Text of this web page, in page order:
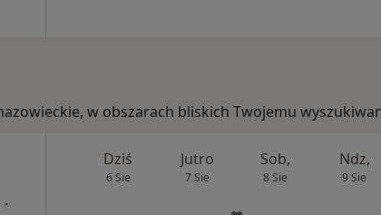
w obszarach bliskich Twojemu
·
Dziś
6 Sie
Jutro
7 Sie
Sob,
8 Sie
Ndz,
9 Sie